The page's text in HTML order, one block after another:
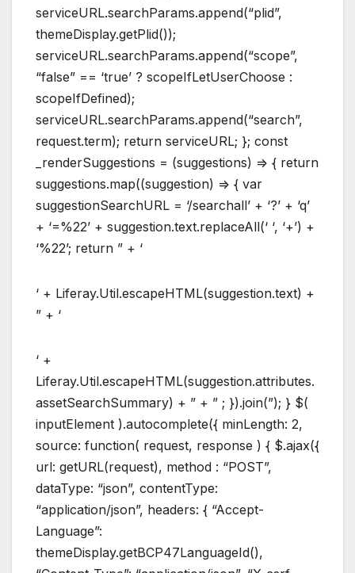
serviceURL.searchParams.append(“plid”,
themeDisplay.getPlid());
serviceURL.searchParams.append(“scope”,
“false” == ‘true’ ? scopeIfLetUserChoose :
scopeIfDefined);
serviceURL.searchParams.append(“search”,
request.term); return serviceURL; }; const
_renderSuggestions = (suggestions) => { return
suggestions.map((suggestion) => { var
suggestionSearchURL = ‘/searchall’ + ‘?’ + ‘q’
+ ‘=%22’ + suggestion.text.replaceAll(‘ ‘, ‘+’) +
‘%22’; return ” + ‘
‘ + Liferay.Util.escapeHTML(suggestion.text) +
” + ‘
‘ +
Liferay.Util.escapeHTML(suggestion.attributes.
assetSearchSummary) + ” + ” ; }).join(”); } $(
inputElement ).autocomplete({ minLength: 2,
source: function( request, response ) { $.ajax({
url: getURL(request), method : “POST”,
dataType: “json”, contentType:
“application/json”, headers: { “Accept-
Language”:
themeDisplay.getBCP47LanguageId(),